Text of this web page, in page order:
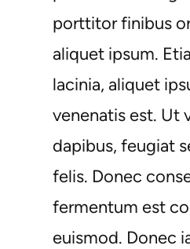
porttitor finibus
aliquet ipsum.
lacinia, aliquet
venenatis est. Ut
dapibus, feugiat
felis. Donec
fermentum est
euismod. Donec